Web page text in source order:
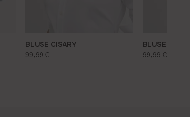
BLUSE CISARY
regulärer preis:
99,99 €
BLUSE
regulärer
99,99 €